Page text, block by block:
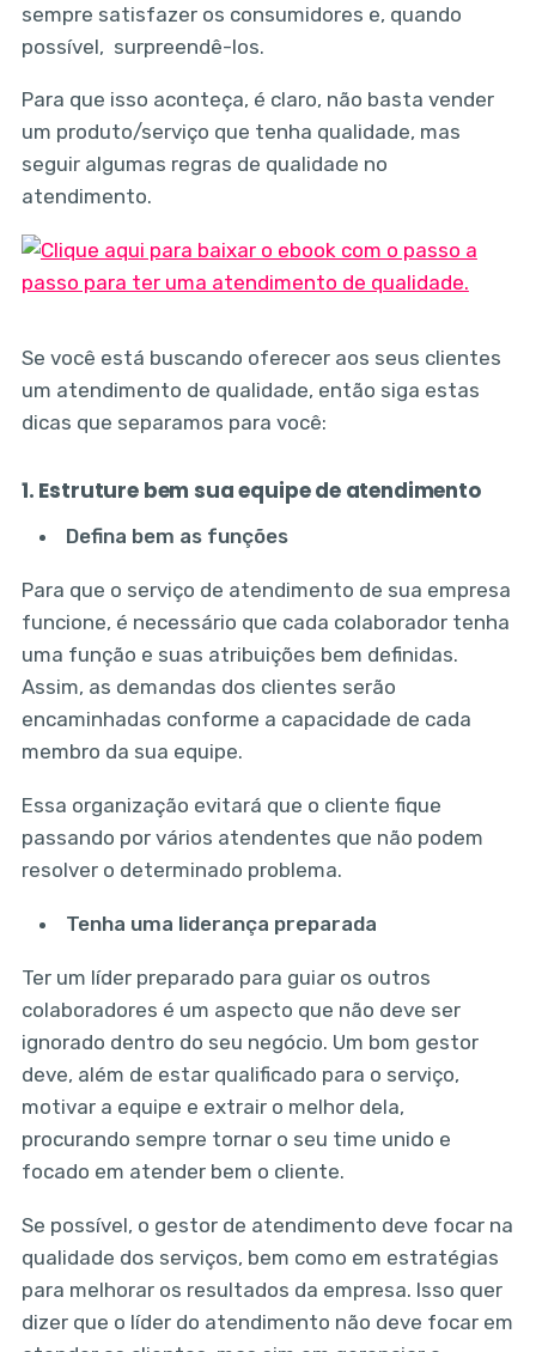
sempre satisfazer os consumidores e, quando
possível, surpreendê-los.
Para que isso aconteça, é claro, não basta vender
um produto/serviço que tenha qualidade, mas
seguir algumas regras de qualidade no
atendimento.
Se você está buscando oferecer aos seus clientes
um atendimento de qualidade, então siga estas
dicas que separamos para você:
1. Estruture bem sua equipe de atendimento
Defina bem as funções
Para que o serviço de atendimento de sua empresa
funcione, é necessário que cada colaborador tenha
uma função e suas atribuições bem definidas.
Assim, as demandas dos clientes serão
encaminhadas conforme a capacidade de cada
membro da sua equipe.
Essa organização evitará que o cliente fique
passando por vários atendentes que não podem
resolver o determinado problema.
Tenha uma liderança preparada
Ter um líder preparado para guiar os outros
colaboradores é um aspecto que não deve ser
ignorado dentro do seu negócio. Um bom gestor
deve, além de estar qualificado para o serviço,
motivar a equipe e extrair o melhor dela,
procurando sempre tornar o seu time unido e
focado em atender bem o cliente.
Se possível, o gestor de atendimento deve focar na
qualidade dos serviços, bem como em estratégias
para melhorar os resultados da empresa. Isso quer
dizer que o líder do atendimento não deve focar em